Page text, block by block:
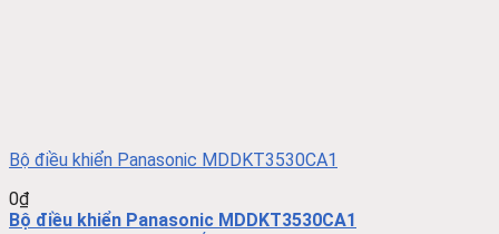
Bộ điều khiển Panasonic MDDKT3530CA1
0₫
Bộ điều khiển Panasonic MDDKT3530CA1